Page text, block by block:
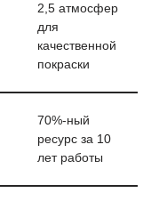
2,5 атмосфер
для
качественной
покраски
70%-ный
ресурс за 10
лет работы